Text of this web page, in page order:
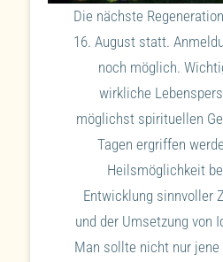
Die nächste
16. August statt.
noch möglich.
wirkliche
möglichst spirituellen
Tagen ergriffen
Heilsmöglichkeit
Entwicklung sinnvoller
und der Umsetzung von
Man sollte nicht nur jene